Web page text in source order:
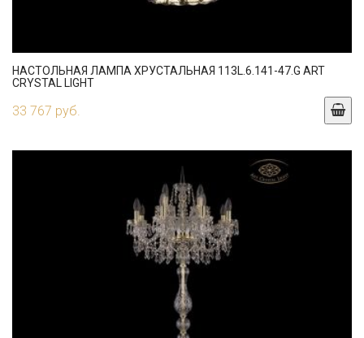
НАСТОЛЬНАЯ ЛАМПА ХРУСТАЛЬНАЯ 113L.6.141-47.G ART
CRYSTAL LIGHT
33 767 руб.